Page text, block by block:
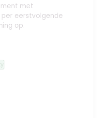
met
eerstvolgende
op.